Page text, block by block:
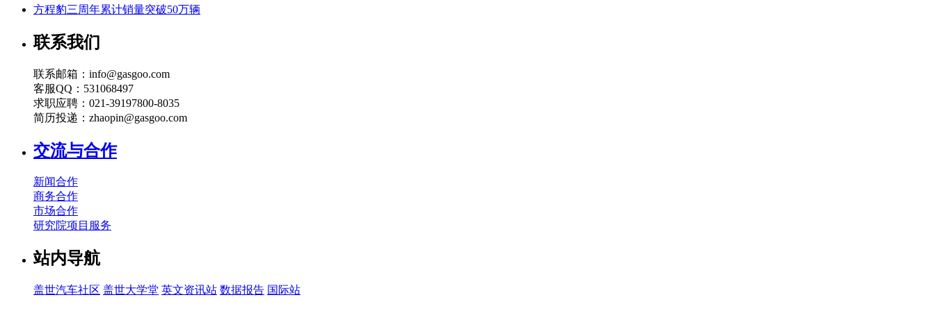
方程豹三周年累计销量突破50万辆
联系我们
联系邮箱：info@gasgoo.com
客服QQ：531068497
求职应聘：021-39197800-8035
简历投递：zhaopin@gasgoo.com
交流与合作
新闻合作
商务合作
市场合作
研究院项目服务
站内导航
盖世汽车社区 盖世大学堂 英文资讯站 数据报告 国际站